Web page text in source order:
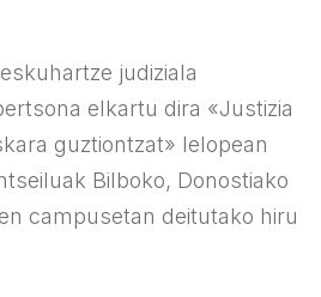
judiziala
elkartu dira «Justizia
guztiontzat» lelopean
Bilboko, Donostiako
campusetan deitutako hiru